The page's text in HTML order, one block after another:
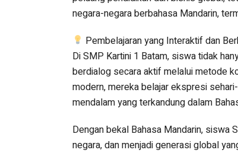
negara-negara berbahasa Mandarin,
Pembelajaran yang Interaktif dan
Di SMP Kartini 1 Batam, siswa tidak
berdialog secara aktif melalui metode
modern, mereka belajar ekspresi
mendalam yang terkandung dalam
Dengan bekal Bahasa Mandarin, siswa
negara, dan menjadi generasi global